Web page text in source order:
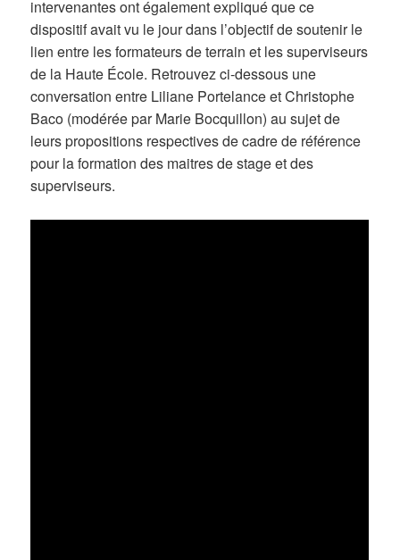
intervenantes ont également expliqué que ce
dispositif avait vu le jour dans l’objectif de soutenir le
lien entre les formateurs de terrain et les superviseurs
de la Haute École. Retrouvez ci-dessous une
conversation entre Liliane Portelance et Christophe
Baco (modérée par Marie Bocquillon) au sujet de
leurs propositions respectives de cadre de référence
pour la formation des maitres de stage et des
superviseurs.